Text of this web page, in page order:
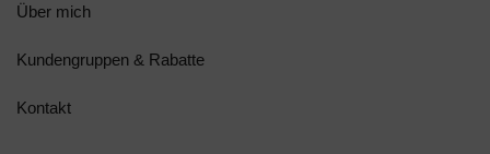
Über mich
Kundengruppen & Rabatte
Kontakt